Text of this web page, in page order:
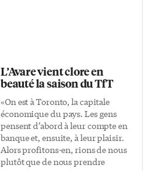
L’Avare vient clore en
beauté la saison du TfT
«On est à Toronto, la capitale
économique du pays. Les gens
pensent d’abord à leur compte en
banque et, ensuite, à leur plaisir.
Alors profitons-en, rions de nous
plutôt que de nous prendre